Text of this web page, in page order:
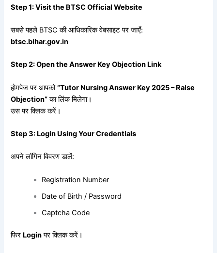
Step 1: Visit the BTSC Official Website
सबसे पहले BTSC की आधिकारिक वेबसाइट पर जाएँ:
btsc.bihar.gov.in
Step 2: Open the Answer Key Objection Link
होमपेज पर आपको“Tutor Nursing Answer Key 2025 – Raise
Objection”का लिंक मिलेगा।
उस पर क्लिक करें।
Step 3: Login Using Your Credentials
अपने लॉगिन विवरण डालें:
Registration Number
Date of Birth / Password
Captcha Code
फिर Loginपर क्लिक करें।